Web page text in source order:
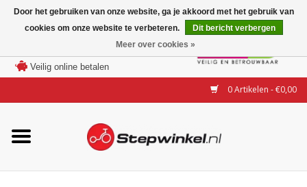
Veilig online betalen
0 Artikelen - €0,00
Merken
Modellen
Accessoires
Door het gebruiken van onze website, ga je akkoord met het gebruik van
cookies om onze website te verbeteren.
Dit bericht verbergen
Meer over cookies »